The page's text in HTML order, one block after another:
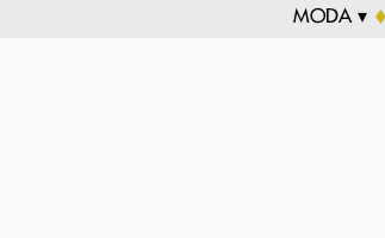
MODA ▾